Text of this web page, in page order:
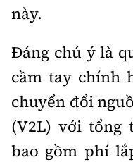
này.
Đáng chú ý là
cầm tay chính
chuyển đổi
(V2L) với tổng
bao gồm phí